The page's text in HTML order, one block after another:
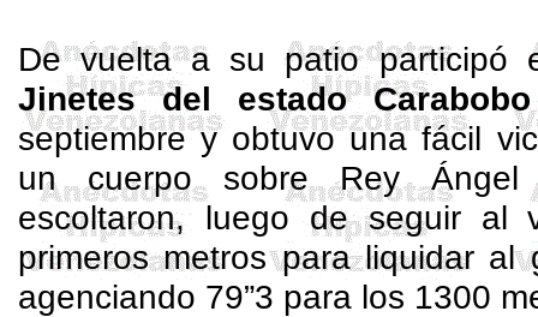
De vuelta a su patio
Jinetes del estado Carabobo
septiembre y obtuvo una fácil
un cuerpo sobre Rey
escoltaron, luego de seguir al
primeros metros para liquidar
agenciando 79”3 para los 1300